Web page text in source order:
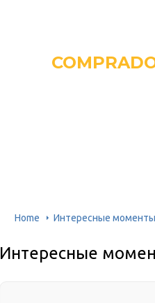
Home Интересные моменты
Интересные